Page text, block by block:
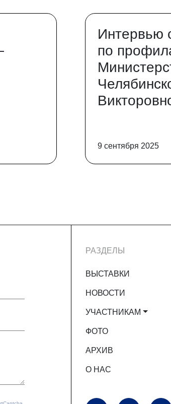
Интервью
по
9 сентября 2025
РАЗДЕЛЫ
ВЫСТАВКИ
НОВОСТИ
УЧАСТНИКАМ
ФОТО
АРХИВ
О НАС